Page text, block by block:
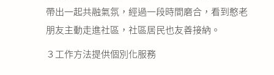
帶出一起共融氣氛，經過一段時間磨合，看到憨老
朋友主動走進社區，社區居民也友善接納。
３工作方法提供個別化服務